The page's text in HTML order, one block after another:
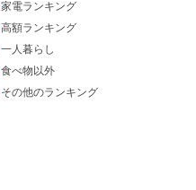
家電ランキング
高額ランキング
一人暮らし
食べ物以外
その他のランキング